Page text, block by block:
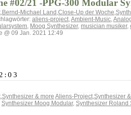
#02/21 -PPG-300 Modular
,Bernd-Michael Land ,Close-Up der Woche,
aliens-project,Ambient-Music,
, Moog Synthesizer, musician musiker,
09 Jan. 2021 12:49
Synthesizer & more Aliens-Project Synthesizer
Synthesizer Moog Modular, Synthesizer Roland